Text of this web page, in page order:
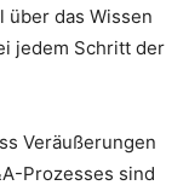
über das Wissen
jedem Schritt der
Veräußerungen
Prozesses sind